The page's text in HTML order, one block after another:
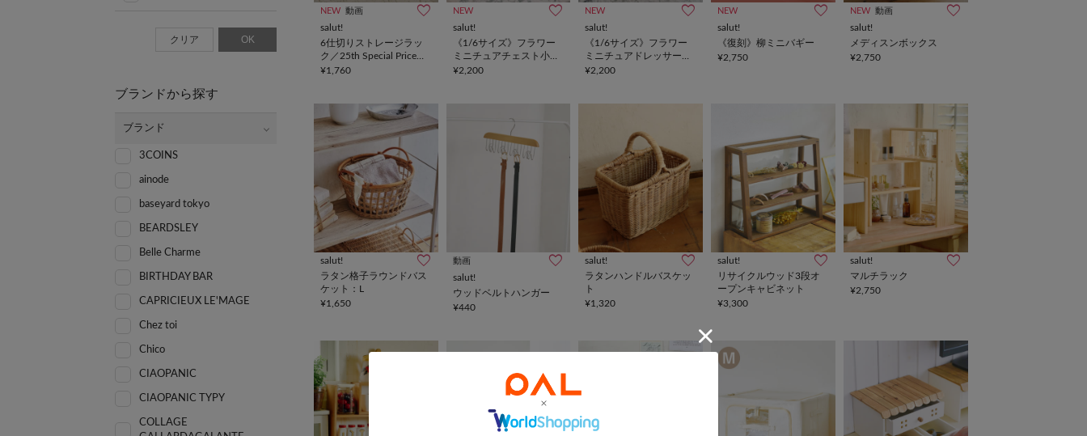
NEW 動画
salut!
6仕切りストレージラッ
ク／25th Special Price
Item
¥1,760
NEW
salut!
《1/6サイズ》フラワー
ミニチュアチェスト小物
収納ケース／petit monde
¥2,200
NEW
salut!
《1/6サイズ》フラワー
ミニチュアドレッサー小
物収納ケース／petit
¥2,200
NEW
salut!
《復刻》柳ミニバギー
¥2,750
NEW 動画
salut!
メディスンボックス
¥2,750
salut!
ラタン格子ラウンドバス
ケット：L
¥1,650
動画
salut!
ウッドベルトハンガー
¥440
salut!
ラタンハンドルバスケッ
ト
¥1,320
salut!
リサイクルウッド3段オ
ープンキャビネット
¥3,300
salut!
マルチラック
¥2,750
クリア OK
ブランドから探す
ブランド
3COINS
ainode
baseyard tokyo
BEARDSLEY
Belle Charme
BIRTHDAY BAR
CAPRICIEUX LE'MAGE
Chez toi
Chico
CIAOPANIC
CIAOPANIC TYPY
COLLAGE